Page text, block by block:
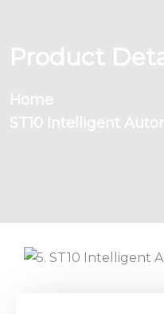
Product
Home
ST10 Intelligent